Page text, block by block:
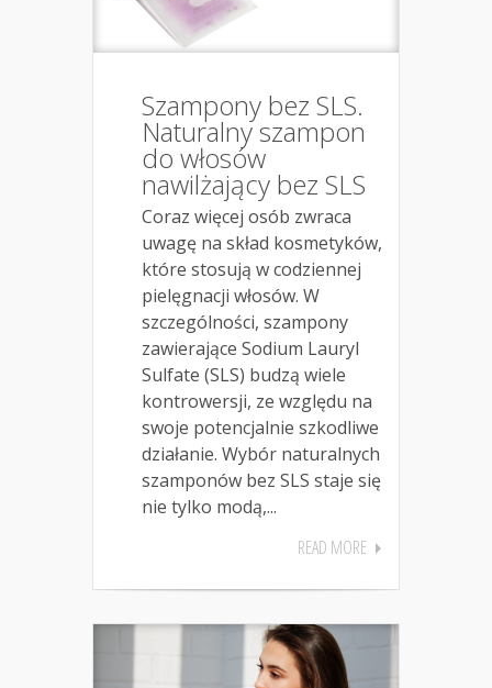
Szampony bez SLS.
Naturalny szampon
do włosów
nawilżający bez SLS
Coraz więcej osób zwraca
uwagę na skład kosmetyków,
które stosują w codziennej
pielęgnacji włosów. W
szczególności, szampony
zawierające Sodium Lauryl
Sulfate (SLS) budzą wiele
kontrowersji, ze względu na
swoje potencjalnie szkodliwe
działanie. Wybór naturalnych
szamponów bez SLS staje się
nie tylko modą,...
READ MORE